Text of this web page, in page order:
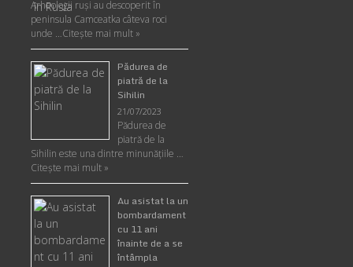
Arheologii ruşi au descoperit în
peninsula Camceatka câteva roci
unde …Citește mai mult »
Pădurea de
piatră de la
Sihilin
21/07/2023
Pădurea de
piatră de la
Sihilin este una dintre minunăţiile …
Citește mai mult »
Au asistat la un
bombardament
cu 11 ani
înainte de a se
întâmpla